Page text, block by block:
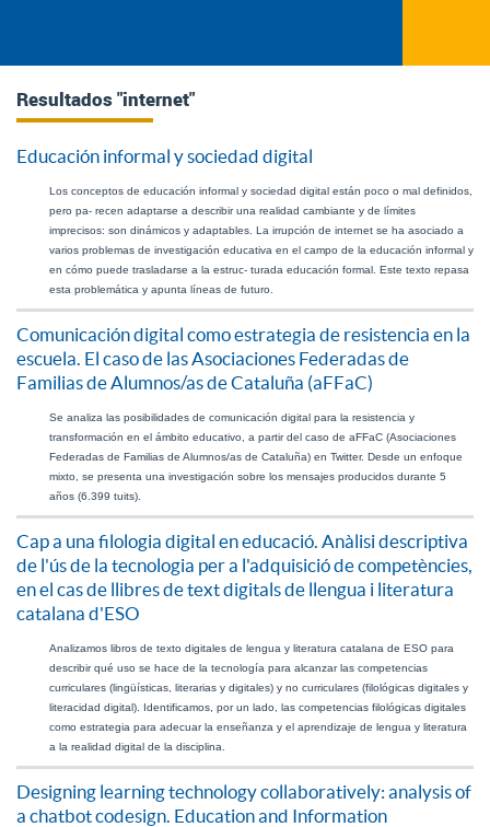
Resultados "internet"
Educación informal y sociedad digital
Los conceptos de educación informal y sociedad digital están poco o mal definidos,
pero pa- recen adaptarse a describir una realidad cambiante y de límites
imprecisos: son dinámicos y adaptables. La irrupción de internet se ha asociado a
varios problemas de investigación educativa en el campo de la educación informal y
en cómo puede trasladarse a la estruc- turada educación formal. Este texto repasa
esta problemática y apunta líneas de futuro.
Comunicación digital como estrategia de resistencia en la
escuela. El caso de las Asociaciones Federadas de
Familias de Alumnos/as de Cataluña (aFFaC)
Se analiza las posibilidades de comunicación digital para la resistencia y
transformación en el ámbito educativo, a partir del caso de aFFaC (Asociaciones
Federadas de Familias de Alumnos/as de Cataluña) en Twitter. Desde un enfoque
mixto, se presenta una investigación sobre los mensajes producidos durante 5
años (6.399 tuits).
Cap a una filologia digital en educació. Anàlisi descriptiva
de l'ús de la tecnologia per a l'adquisició de competències,
en el cas de llibres de text digitals de llengua i literatura
catalana d'ESO
Analizamos libros de texto digitales de lengua y literatura catalana de ESO para
describir qué uso se hace de la tecnología para alcanzar las competencias
curriculares (lingüísticas, literarias y digitales) y no curriculares (filológicas digitales y
literacidad digital). Identificamos, por un lado, las competencias filológicas digitales
como estrategia para adecuar la enseñanza y el aprendizaje de lengua y literatura
a la realidad digital de la disciplina.
Designing learning technology collaboratively: analysis of
a chatbot codesign. Education and Information